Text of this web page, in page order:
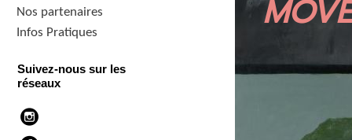
Suivez-nous sur les
réseaux
Infos Pratiques
Nos partenaires